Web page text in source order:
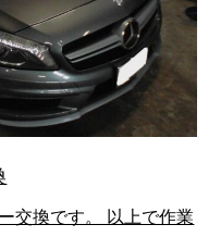
交換です。 以上で作業